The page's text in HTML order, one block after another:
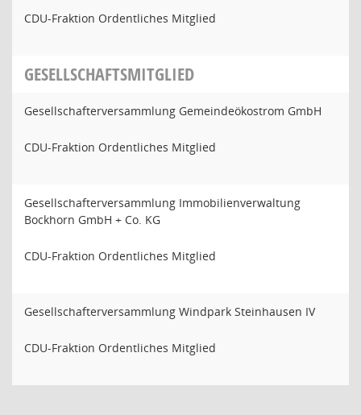
CDU-Fraktion Ordentliches Mitglied
GESELLSCHAFTSMITGLIED
Gesellschafterversammlung Gemeindeökostrom GmbH
CDU-Fraktion Ordentliches Mitglied
Gesellschafterversammlung Immobilienverwaltung
Bockhorn GmbH + Co. KG
CDU-Fraktion Ordentliches Mitglied
Gesellschafterversammlung Windpark Steinhausen IV
CDU-Fraktion Ordentliches Mitglied